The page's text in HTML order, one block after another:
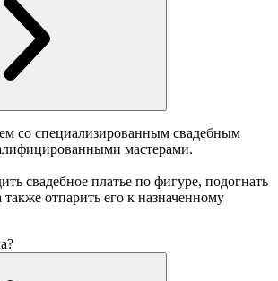
со специализированным свадебным
мастерами.
свадебное платье по фигуре, подогнать
отпарить его к назначенному